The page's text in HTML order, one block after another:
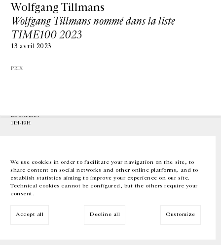
We use cookies in order to facilitate your navigation on the site, to
share content on social networks and other online platforms, and to
establish statistics aiming to improve your experience on our site.
Technical cookies cannot be configured, but the others require your
consent.
Accept all Decline all Customize
Wolfgang Tillmans
Wolfgang Tillmans nommé dans la liste
TIME100 2023
13 avril 2023
PRIX
GALERIE CHANTAL CROUSEL
T.+33 1 42 77 38 87
LE SAMEDI
11H-19H
EN FR 中文 Facebook Instagram
Inscrivez-vous à notre newsletter